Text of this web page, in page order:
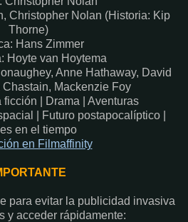
Christopher Nolan (Historia: Kip
Thorne)
Hans Zimmer
Hoyte van Hoytema
Anne Hathaway, David
Mackenzie Foy
| Drama | Aventuras
| Futuro postapocalíptico |
en el tiempo
en Fi lmaffinity
para evitar la publicidad invasiva
y acceder rápidamente:​